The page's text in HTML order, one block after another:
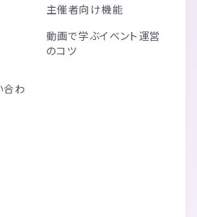
合わ
主催者向け機能
動画で学ぶイベント運営
のコツ